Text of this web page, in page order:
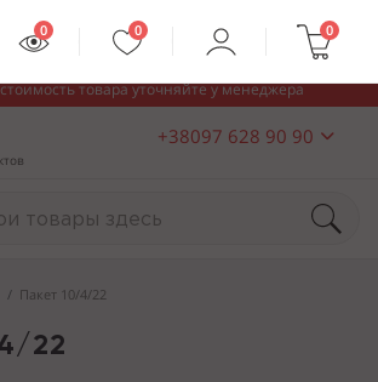
товара уточняйте у менеджера
+38097 628 90 90
0 0 0
Пакет 10/4/22
22